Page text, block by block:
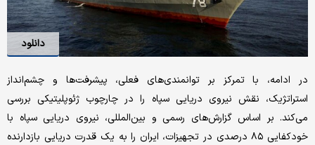
دانلود
در ادامه، با تمرکز بر توانمندی‌های فعلی، پیشرفت‌ها و چشم‌انداز
استراتژیک، نقش نیروی دریایی سپاه را در چارچوب ژئوپلیتیکی بررسی
می‌کند. بر اساس گزارش‌های رسمی و بین‌المللی، نیروی دریایی سپاه با
خودکفایی ۸۵ درصدی در تجهیزات، ایران را به یک قدرت دریایی بازدارنده